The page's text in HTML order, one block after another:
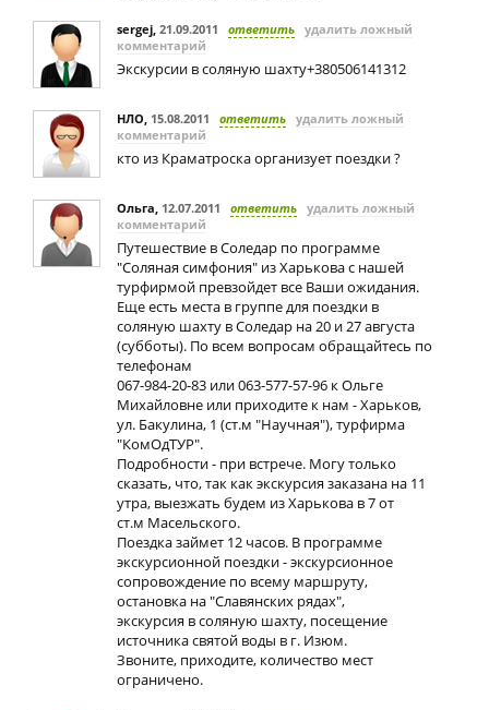
sergej, 21.09.2011 ответить удалить ложный
комментарий
Экскурсии в соляную шахту+380506141312
НЛО, 15.08.2011 ответить удалить ложный
комментарий
кто из Краматроска организует поездки ?
Ольга, 12.07.2011 ответить удалить ложный
комментарий
Путешествие в Соледар по программе
"Соляная симфония" из Харькова с нашей
турфирмой превзойдет все Ваши ожидания.
Еще есть места в группе для поездки в
соляную шахту в Соледар на 20 и 27 августа
(субботы). По всем вопросам обращайтесь по
телефонам
067-984-20-83 или 063-577-57-96 к Ольге
Михайловне или приходите к нам - Харьков,
ул. Бакулина, 1 (ст.м "Научная"), турфирма
"КомОдТУР".
Подробности - при встрече. Могу только
сказать, что, так как экскурсия заказана на 11
утра, выезжать будем из Харькова в 7 от
ст.м Масельского.
Поездка займет 12 часов. В программе
экскурсионной поездки - экскурсионное
сопровождение по всему маршруту,
остановка на "Славянских рядах",
экскурсия в соляную шахту, посещение
источника святой воды в г. Изюм.
Звоните, приходите, количество мест
ограничено.